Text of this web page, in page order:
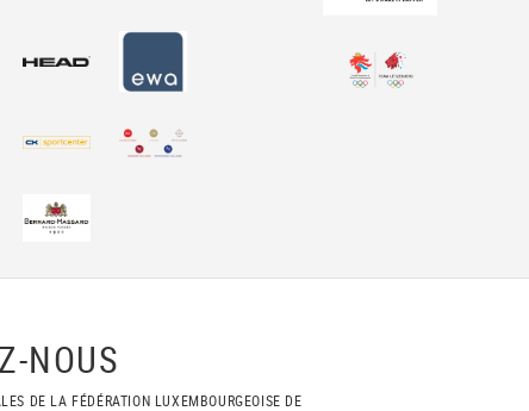
NOUS
DE LA FÉDÉRATION LUXEMBOURGEOISE DE